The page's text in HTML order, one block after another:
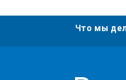
Что мы